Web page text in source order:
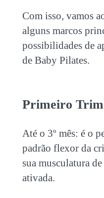
Com isso, vamos
alguns marcos
possibilidades de
de Baby Pilates.
Primeiro
Até o 3º mês: é o
padrão flexor da
sua musculatura
ativada.